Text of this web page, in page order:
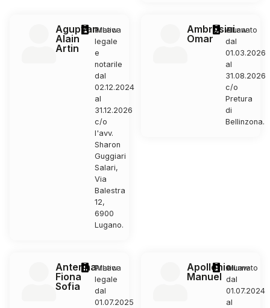
Agupyan
Alain
Artin
MLaw
Pratica
legale
e
notarile
dal
02.12.2024
al
31.12.2026
c/o
l'avv.
Sharon
Guggiari
Salari,
Via
Balestra
12,
6900
Lugano.
Ambrosini
Omar
BLaw
Alunnato
dal
01.03.2026
al
31.08.2026
c/o
Pretura
di
Bellinzona.
Antenna
Fiona
Sofia
MLaw
Pratica
legale
dal
01.07.2025
Apollonio
Manuel
MLaw
Alunnato
dal
01.07.2024
al